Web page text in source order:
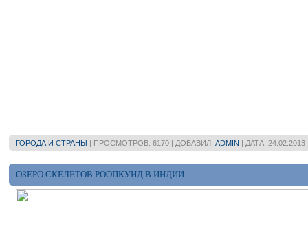
ГОРОДА И СТРАНЫ | ПРОСМОТРОВ: 6170 | ДОБАВИЛ: ADMIN | ДАТА: 24.02.2013
ОЗЕРО СКЕЛЕТОВ РООПКУНД В ИНДИИ